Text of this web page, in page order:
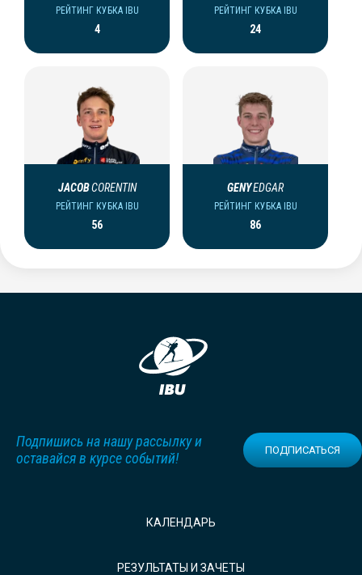
РЕЙТИНГ КУБКА IBU
4
РЕЙТИНГ КУБКА IBU
24
JACOBCORENTIN
РЕЙТИНГ КУБКА IBU
56
GENYEDGAR
РЕЙТИНГ КУБКА IBU
86
Подпишись на нашу рассылку и
оставайся в курсе событий!
ПОДПИСАТЬСЯ
КАЛЕНДАРЬ
РЕЗУЛЬТАТЫ И ЗАЧЕТЫ